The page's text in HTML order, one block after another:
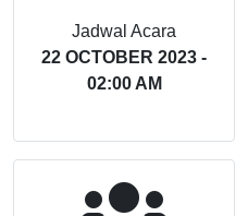
Jadwal Acara
22 OCTOBER 2023 -
02:00 AM